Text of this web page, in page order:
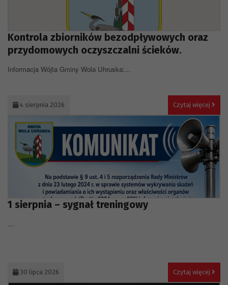
Kontrola zbiorników bezodpływowych oraz
przydomowych oczyszczalni ścieków.
Informacja Wójta Gminy Wola Uhruska:...
4 sierpnia 2026 Czytaj więcej
1 sierpnia – sygnał treningowy
...
30 lipca 2026 Czytaj więcej